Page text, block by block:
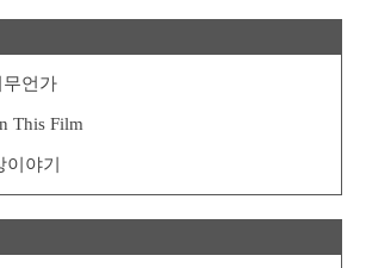
무언가
This Film
야기